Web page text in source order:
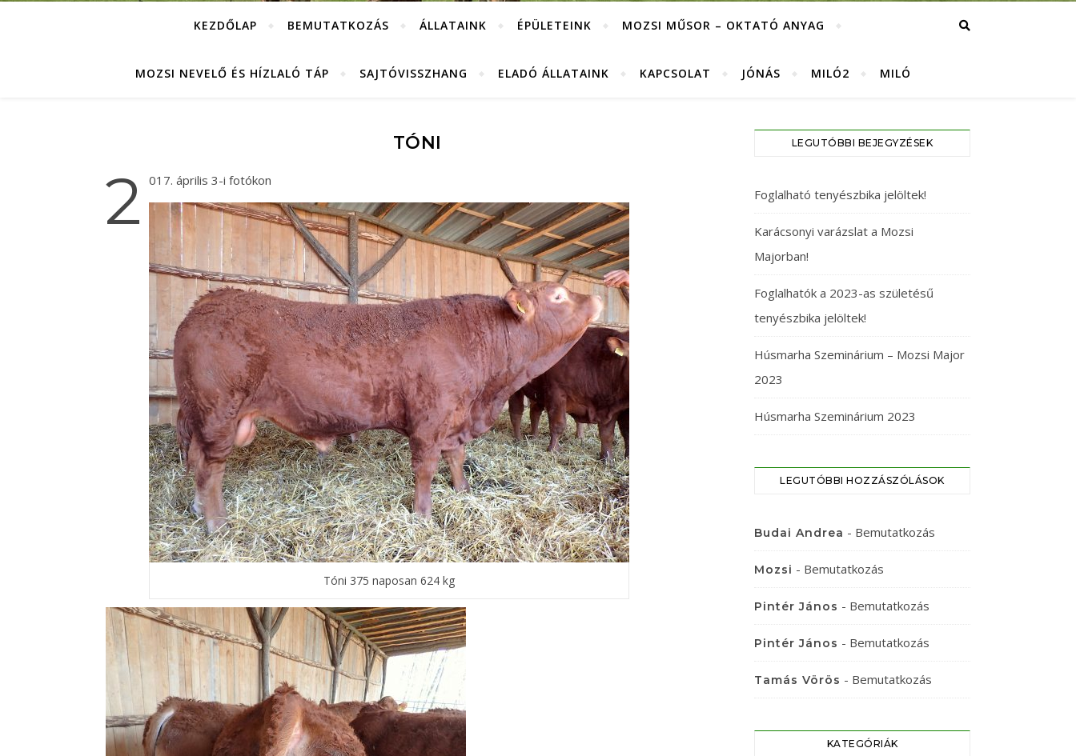
KEZDŐLAP BEMUTATKOZÁS ÁLLATAINK ÉPÜLETEINK MOZSI MŰSOR – OKTATÓ ANYAG
MOZSI NEVELŐ ÉS HÍZLALÓ TÁP SAJTÓVISSZHANG ELADÓ ÁLLATAINK KAPCSOLAT JÓNÁS MILÓ2 MILÓ
TÓNI
2 017. április 3-i fotókon
Tóni 375 naposan 624 kg
LEGUTÓBBI BEJEGYZÉSEK
Foglalható tenyészbika jelöltek!
Karácsonyi varázslat a Mozsi
Majorban!
Foglalhatók a 2023-as születésű
tenyészbika jelöltek!
Húsmarha Szeminárium – Mozsi Major
2023
Húsmarha Szeminárium 2023
LEGUTÓBBI HOZZÁSZÓLÁSOK
Budai Andrea - Bemutatkozás
Mozsi - Bemutatkozás
Pintér János - Bemutatkozás
Pintér János - Bemutatkozás
Tamás Vörös - Bemutatkozás
KATEGÓRIÁK